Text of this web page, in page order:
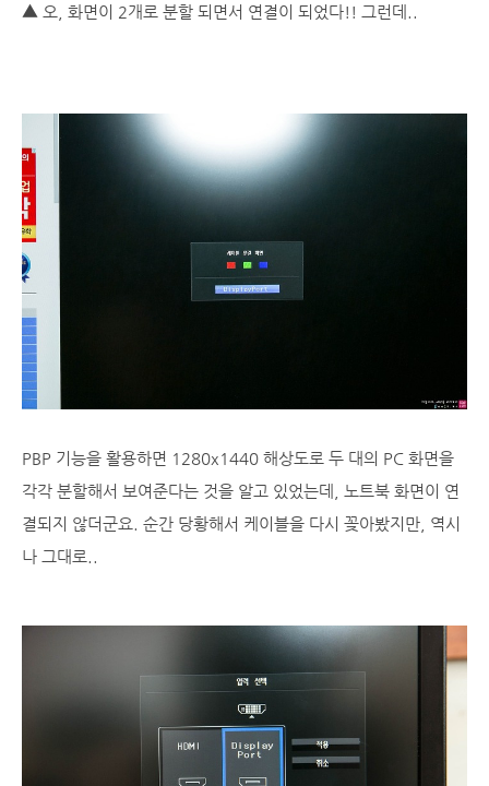
▲ 오, 화면이 2개로 분할 되면서 연결이 되었다!! 그런데..
PBP 기능을 활용하면 1280x1440 해상도로 두 대의 PC 화면을
각각 분할해서 보여준다는 것을 알고 있었는데, 노트북 화면이 연
결되지 않더군요. 순간 당황해서 케이블을 다시 꽂아봤지만, 역시
나 그대로..